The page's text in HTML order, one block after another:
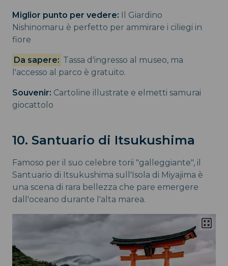
Miglior punto per vedere: Il Giardino
Nishinomaru è perfetto per ammirare i ciliegi in
fiore
Da sapere: Tassa d'ingresso al museo, ma
l'accesso al parco è gratuito.
Souvenir: Cartoline illustrate e elmetti samurai
giocattolo
10. Santuario di Itsukushima
Famoso per il suo celebre torii "galleggiante", il
Santuario di Itsukushima sull'Isola di Miyajima è
una scena di rara bellezza che pare emergere
dall'oceano durante l'alta marea.